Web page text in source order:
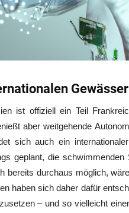
ist offiziell ein Teil
aber weitgehende
sich auch ein
geplant, die
bereits durchaus möglich,
haben sich daher dafür
– und so vielleicht